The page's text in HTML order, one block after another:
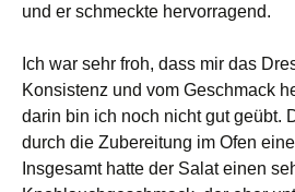
und er schmeckte hervorragend.
Ich war sehr froh, dass mir das
Konsistenz und vom Geschmack
darin bin ich noch nicht gut geübt.
durch die Zubereitung im Ofen
Insgesamt hatte der Salat einen